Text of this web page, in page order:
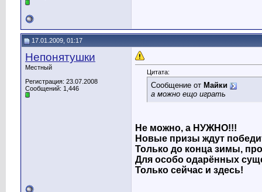
17.01.2009, 01:17
Непонятушки
Местный
Регистрация: 23.07.2008
Сообщений: 1,446
Цитата:
Сообщение от Майки
а можно ещо играть
Не можно, а НУЖНО!!!
Новые призы ждут
Только до конца зимы,
Для особо одарённых
Только сейчас и здесь!